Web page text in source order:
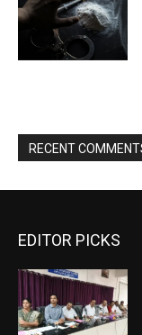
RECENT
EDITOR PICKS